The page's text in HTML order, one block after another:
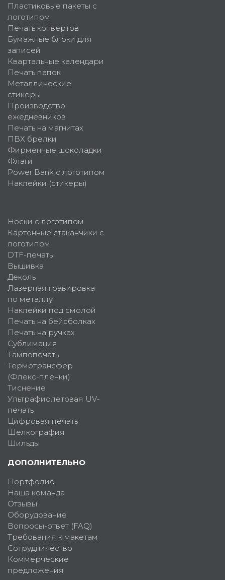
Пластиковые пакеты с
логотипом
Печать конвертов
Бумажные блоки для
записей
Квартальные календари
Печать папок
Металлические
стикеры
Производство
ежедневников
Печать на магнитах
ПВХ брелки
Фирменные шоколадки
Флаги
Power Bank с логотипом
Наклейки (стикеры)
Носки с логотипом
Картонные стаканчики с
логотипом
DTF-печать
Вышивка
Деколь
Лазерная гравировка
по металлу
Наклейки под смолой
Печать на бейсболках
Печать на ручках
Сублимация
Тампопечать
Термотрансфер
(Флекс-пленки)
Тиснение
Ультрафиолетовая UV-
печать
Цифровая печать
Шелкография
Шильды
ДОПОЛНИТЕЛЬНО
Портфолио
Наша команда
Отзывы
Оборудование
Вопросы-ответ (FAQ)
Требования к макетам
Сотрудничество
Коммерческие
предложения